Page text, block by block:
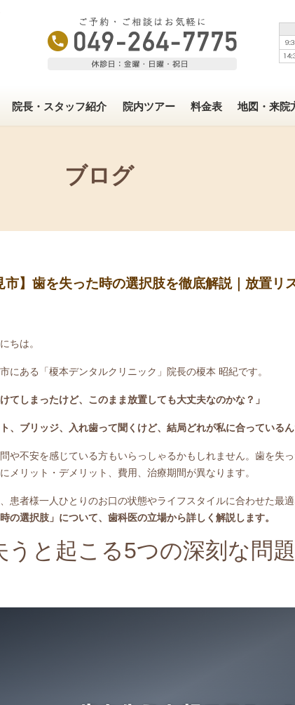
院長・スタッフ紹介 院内ツアー 料金表 地図・来院
ブログ
市】歯を失った時の選択肢を徹底解説｜放置リ
ちは。
にある「榎本デンタルクリニック」院長の榎本 昭紀です。
けてしまったけど、このまま放置しても大丈夫なのかな？」
ト、ブリッジ、入れ歯って聞くけど、結局どれが私に合っているん
や不安を感じている方もいらっしゃるかもしれません。歯を失
メリット・デメリット、費用、治療期間が異なります。
患者様一人ひとりのお口の状態やライフスタイルに合わせた最
時の選択肢」について、歯科医の立場から詳しく解説します。
うと起こる5つの深刻な問